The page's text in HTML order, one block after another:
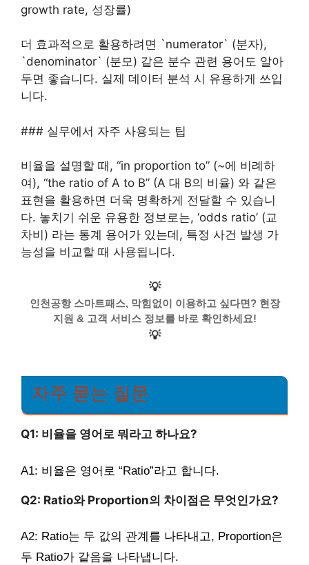
growth rate, 성장률)
더 효과적으로 활용하려면 `numerator` (분자),
`denominator` (분모) 같은 분수 관련 용어도 알아
두면 좋습니다. 실제 데이터 분석 시 유용하게 쓰입
니다.
### 실무에서 자주 사용되는 팁
비율을 설명할 때, “in proportion to” (~에 비례하
여), “the ratio of A to B” (A 대 B의 비율) 와 같은
표현을 활용하면 더욱 명확하게 전달할 수 있습니
다. 놓치기 쉬운 유용한 정보로는, ‘odds ratio’ (교
차비) 라는 통계 용어가 있는데, 특정 사건 발생 가
능성을 비교할 때 사용됩니다.
💡
인천공항 스마트패스, 막힘없이 이용하고 싶다면? 현장
지원 & 고객 서비스 정보를 바로 확인하세요!
💡
자주 묻는 질문
Q1: 비율을 영어로 뭐라고 하나요?
A1: 비율은 영어로 “Ratio”라고 합니다.
Q2: Ratio와 Proportion의 차이점은 무엇인가요?
A2: Ratio는 두 값의 관계를 나타내고, Proportion은
두 Ratio가 같음을 나타냅니다.